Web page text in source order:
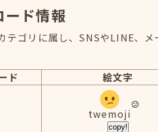
ード情報
テゴリに属し、SNSやLINE、
ド 絵文字
twemoji
copy!